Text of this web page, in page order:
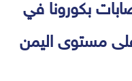
بكورونا في
مستوى اليمن